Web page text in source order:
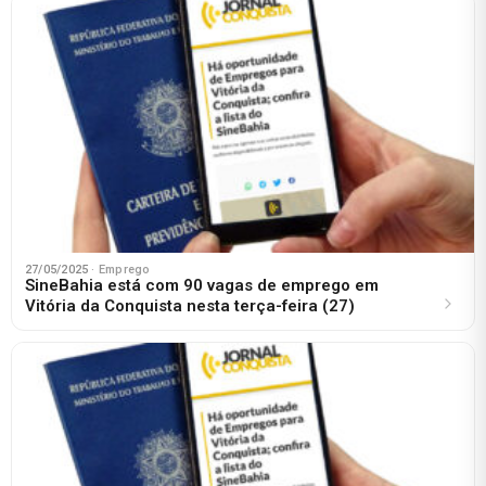
27/05/2025 · Emprego
SineBahia está com 90 vagas de emprego em
Vitória da Conquista nesta terça-feira (27)